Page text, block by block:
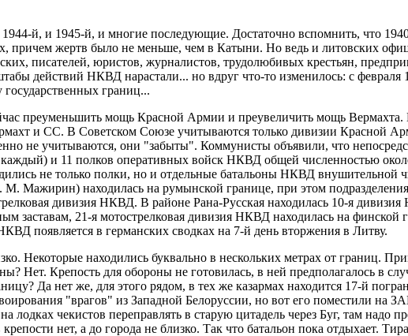
й, и 1945-й, и многие последующие. Достаточно вспомнить, что
причем жертв было не меньше, чем в Катыни. Но ведь и литовских
писателей, юристов, журналистов, трудолюбивых крестьян,
действий НКВД нарастали... но вдруг что-то изменилось: с
государственных границ...
преуменьшить мощь Красной Армии и преувеличить мощь
и СС. В Советском Союзе учитываются только дивизии Красной
не учитываются, они "забыты". Коммунисты объявили, что
и 11 полков оперативных войск НКВД общей численностью
не только полки, но и отдельные батальоны НКВД
находилась на румынской границе, при этом
дивизия НКВД. В районе Рана-Русская находилась 10-я
заставам, 21-я мотострелковая дивизия НКВД находилась на
появляется в германских сводках на 7-й день вторжения в Литву.
Некоторые находились буквально в нескольких метрах от границ.
Нет. Крепость для обороны не готовилась, в ней предполагалось в
Да нет же, для этого рядом, в тех же казармах находится 17-й
"врагов" из Западной Белоруссии, но вот его поместили на
лодках чекистов переправлять в старую цитадель через Буг, там надо
нет, а до города не близко. Так что батальон пока отдыхает.